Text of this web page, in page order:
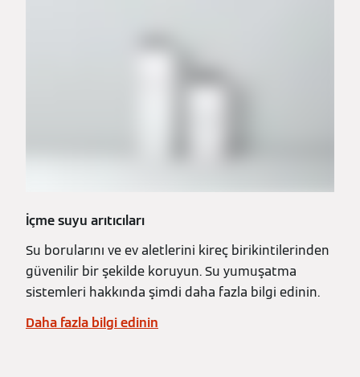
İçme suyu arıtıcıları
Su borularını ve ev aletlerini kireç birikintilerinden
güvenilir bir şekilde koruyun. Su yumuşatma
sistemleri hakkında şimdi daha fazla bilgi edinin.
Daha fazla bilgi edinin